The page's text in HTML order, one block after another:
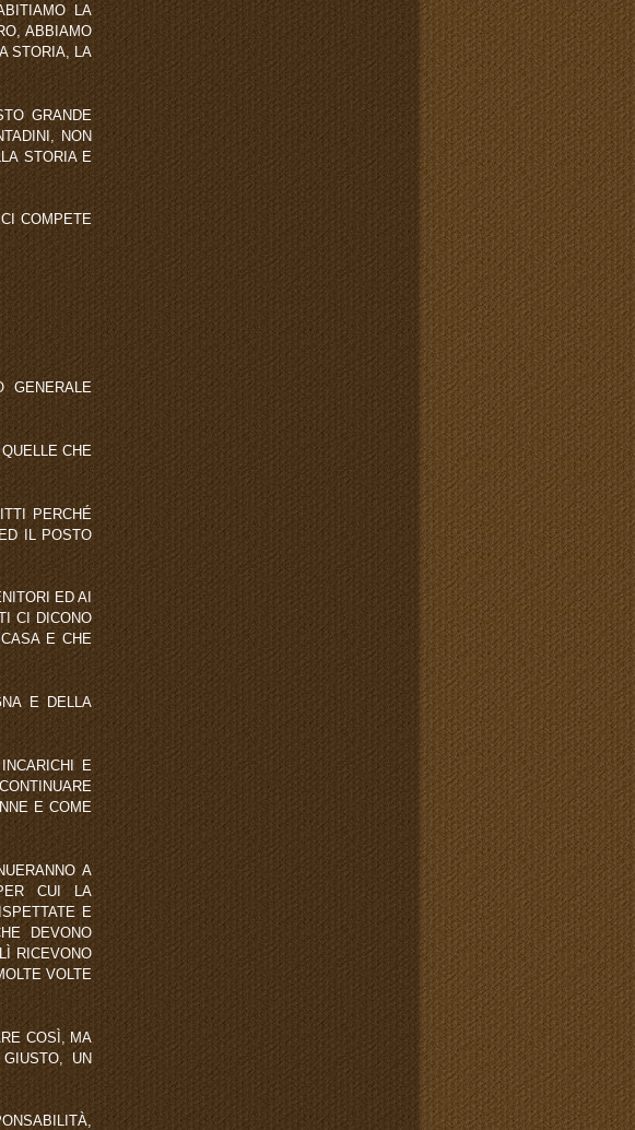
LA
ABBIAMO
STORIA, LA
GRANDE
NON
STORIA E
COMPETE
GENERALE
CHE
PERCHÉ
IL POSTO
ED AI
CI DICONO
E CHE
E DELLA
E
E COME
A
CUI LA
E
DEVONO
RICEVONO
VOLTE
COSÌ, MA
UN